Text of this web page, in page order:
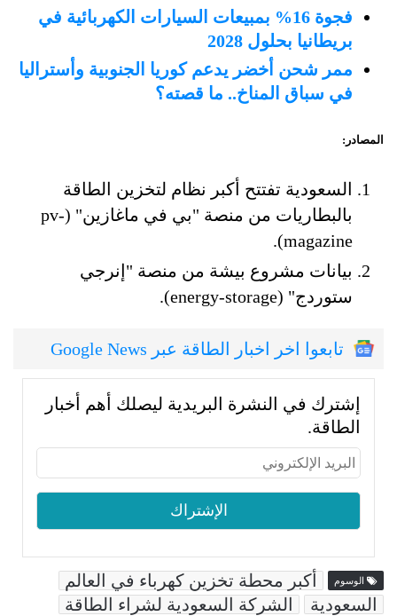
فجوة 16% بمبيعات السيارات الكهربائية في
بريطانيا بحلول 2028
ممر شحن أخضر يدعم كوريا الجنوبية وأستراليا
في سباق المناخ.. ما قصته؟
المصادر:
السعودية تفتتح أكبر نظام لتخزين الطاقة
بالبطاريات من منصة "بي في ماغازين" (pv-
magazine).
بيانات مشروع بيشة من منصة "إنرجي
ستوردج" (energy-storage).
تابعوا اخر اخبار الطاقة عبر Google News
إشترك في النشرة البريدية ليصلك أهم أخبار
الطاقة.
الوسوم
أكبر محطة تخزين كهرباء في العالم
السعودية
الشركة السعودية لشراء الطاقة